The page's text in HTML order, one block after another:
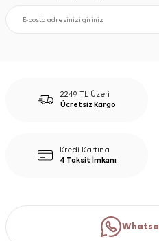
2249 TL Üzeri
Ücretsiz Kargo
Kredi Kartına
4 Taksit İmkanı